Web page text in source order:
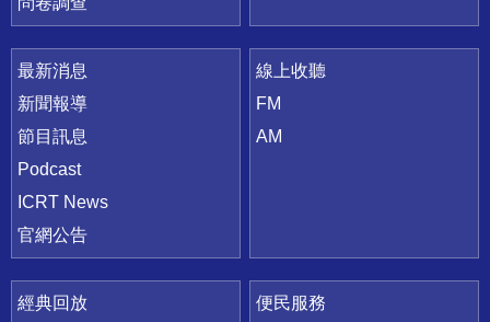
最新消息
新聞報導
節目訊息
Podcast
ICRT News
官網公告
線上收聽
FM
AM
經典回放
便民服務